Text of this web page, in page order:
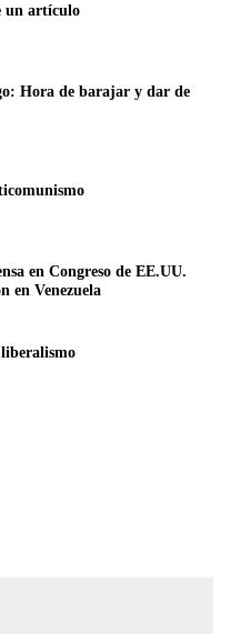
un artículo
Hora de barajar y dar de
en Congreso de EE.UU.
en Venezuela
liberalismo